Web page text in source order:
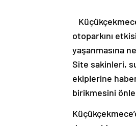
otoparkını
yaşanmasına
Site sakinleri,
ekiplerine
birikmesini